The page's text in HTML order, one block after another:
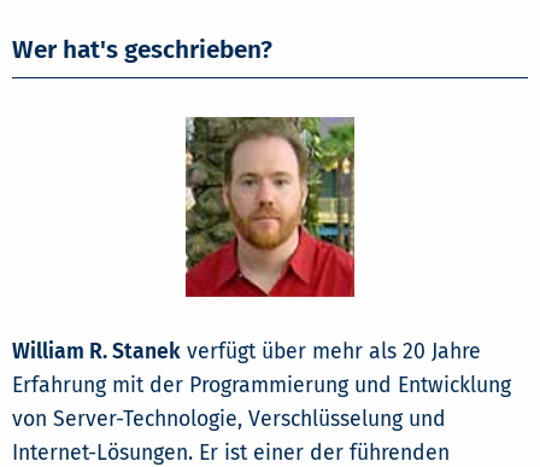
Wer hat's geschrieben?
William R. Stanek verfügt über mehr als 20 Jahre
Erfahrung mit der Programmierung und Entwicklung
von Server-Technologie, Verschlüsselung und
Internet-Lösungen. Er ist einer der führenden